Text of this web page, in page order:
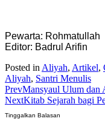
Pewarta: Rohmatullah
Editor: Badrul Arifin
Posted in Aliyah, Artikel,
Aliyah, Santri Menulis
PrevMansyaul Ulum dan
NextKitab Sejarah bagi
Tinggalkan Balasan